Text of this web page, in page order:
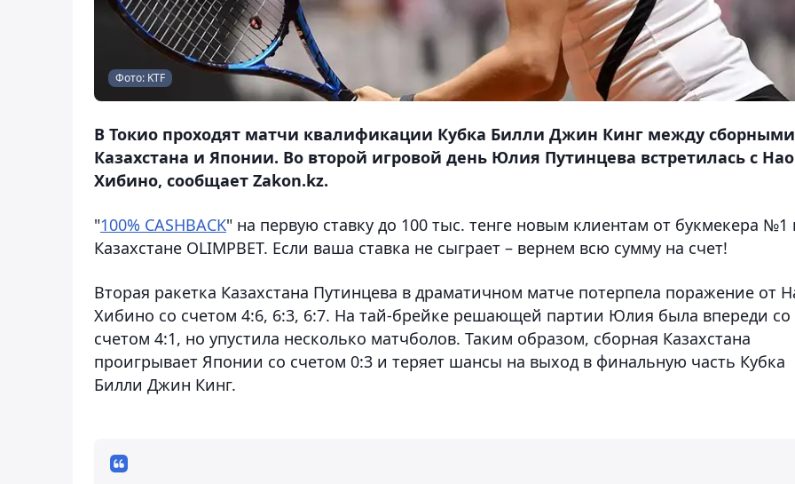
Фото: KTF
В Токио проходят матчи квалификации Кубка Билли Джин Кинг между сборными
Казахстана и Японии. Во второй игровой день Юлия Путинцева встретилась с Нао
Хибино, сообщает Zakon.kz.
"100% CASHBACK" на первую ставку до 100 тыс. тенге новым клиентам от букмекера №1
Казахстане OLIMPBET. Если ваша ставка не сыграет – вернем всю сумму на счет!
Вторая ракетка Казахстана Путинцева в драматичном матче потерпела поражение от
Хибино со счетом 4:6, 6:3, 6:7. На тай-брейке решающей партии Юлия была впереди со
счетом 4:1, но упустила несколько матчболов. Таким образом, сборная Казахстана
проигрывает Японии со счетом 0:3 и теряет шансы на выход в финальную часть Кубка
Билли Джин Кинг.